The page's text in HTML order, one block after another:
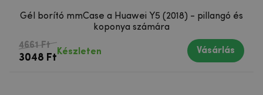
Gél borító mmCase a Huawei Y5 (2018) - pillangó és
koponya számára
4661 Ft
3048 Ft
Készleten Vásárlás